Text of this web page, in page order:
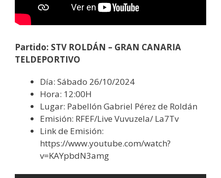
Partido: STV ROLDÁN – GRAN CANARIA
TELDEPORTIVO
Día: Sábado 26/10/2024
Hora: 12:00H
Lugar: Pabellón Gabriel Pérez de Roldán
Emisión: RFEF/Live Vuvuzela/ La7Tv
Link de Emisión:
https://www.youtube.com/watch?
v=KAYpbdN3amg